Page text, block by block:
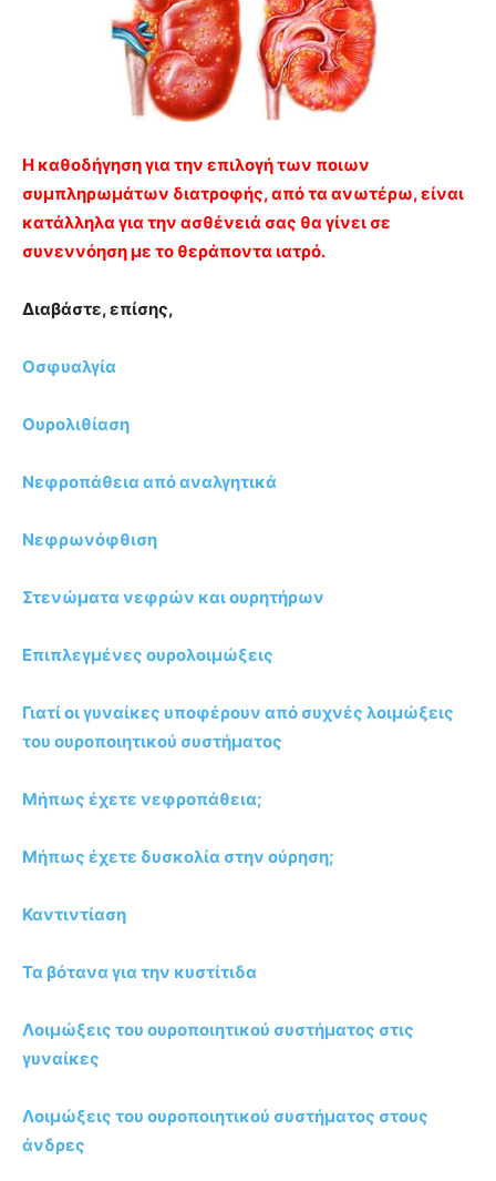
Η καθοδήγηση για την επιλογή των ποιων
συμπληρωμάτων διατροφής, από τα ανωτέρω, είναι
κατάλληλα για την ασθένειά σας θα γίνει σε
συνεννόηση με το θεράποντα ιατρό.
Διαβάστε, επίσης,
Οσφυαλγία
Ουρολιθίαση
Νεφροπάθεια από αναλγητικά
Νεφρωνόφθιση
Στενώματα νεφρών και ουρητήρων
Επιπλεγμένες ουρολοιμώξεις
Γιατί οι γυναίκες υποφέρουν από συχνές λοιμώξεις
του ουροποιητικού συστήματος
Μήπως έχετε νεφροπάθεια;
Μήπως έχετε δυσκολία στην ούρηση;
Καντιντίαση
Τα βότανα για την κυστίτιδα
Λοιμώξεις του ουροποιητικού συστήματος στις
γυναίκες
Λοιμώξεις του ουροποιητικού συστήματος στους
άνδρες